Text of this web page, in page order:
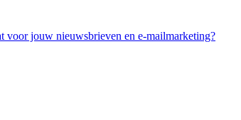
voor jouw nieuwsbrieven en e-mailmarketing?